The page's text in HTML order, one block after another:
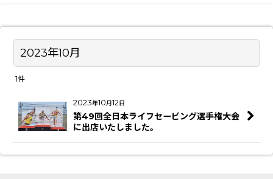
2023年10月
1件
2023年10月12日
第49回全日本ライフセービング選手権大会
に出店いたしました。